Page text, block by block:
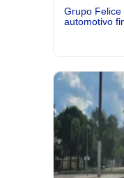
Grupo Felice
automotivo